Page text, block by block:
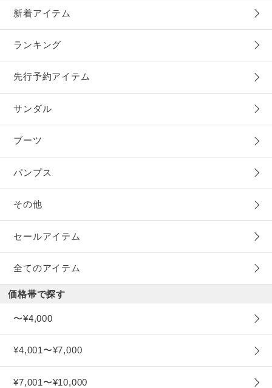
新着アイテム
ランキング
先行予約アイテム
サンダル
ブーツ
パンプス
その他
セールアイテム
全てのアイテム
価格帯で探す
〜¥4,000
¥4,001〜¥7,000
¥7,001〜¥10,000